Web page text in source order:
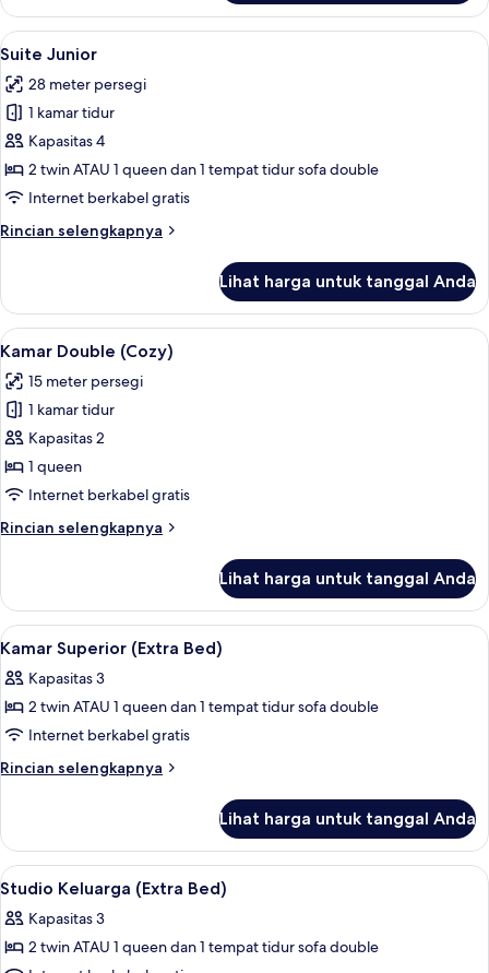
Studio
Keluarga
Lihat
semua
foto
untuk
Suite
Junior
Minibar, brankas, ruang kerja ramah
12
Suite Junior
28 meter persegi
1 kamar tidur
Kapasitas 4
2 twin ATAU 1 queen dan 1 tempat tidur sofa double
Internet berkabel gratis
Rincian selengkapnya
Rincian
Suite
Junior
Lihat harga untuk tanggal Anda
Lihat
semua
foto
untuk
Kamar
Double
(Cozy)
Kamar Double (Cozy) | Minibar,
9
Kamar Double (Cozy)
15 meter persegi
1 kamar tidur
Kapasitas 2
1 queen
Internet berkabel gratis
Rincian selengkapnya
Rincian
Kamar
Double
(Cozy)
Lihat harga untuk tanggal Anda
Lihat
semua
foto
untuk
Kamar
Superior
Minibar, brankas, ruang kerja ramah
5
Kamar Superior (Extra Bed)
Kapasitas 3
2 twin ATAU 1 queen dan 1 tempat tidur sofa double
Internet berkabel gratis
Rincian selengkapnya
Rincian
Kamar
Superior
(Extra
Lihat harga untuk tanggal Anda
Lihat
semua
foto
untuk
Minibar, brankas, ruang kerja ramah
5
Studio Keluarga (Extra Bed)
Kapasitas 3
2 twin ATAU 1 queen dan 1 tempat tidur sofa double